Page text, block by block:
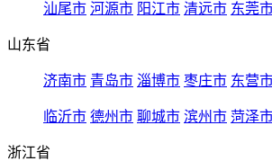
汕尾市 河源市 阳江市 清远市 东莞
山东省
济南市 青岛市 淄博市 枣庄市 东营
临沂市 德州市 聊城市 滨州市 菏泽
浙江省